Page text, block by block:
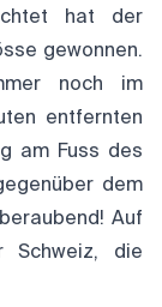
hat der
gewonnen.
noch im
entfernten
am Fuss des
dem
Auf
die